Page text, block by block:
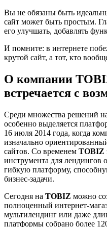
Вы не обязаны быть
сайт может быть простым.
его улучшать, добавлять
И помните: в интернете
крутой сайт, а тот, кто
О компании
встречается с
Среди множества решений
особенно выделяется
16 июля 2014 года, когда
изначально
сайтов. Со временем TOBIZ
инструмента для
гибкую платформу,
бизнес-задачи.
Сегодня на TOBIZ можно
полноценный интернет-
мультилендинг или даже
платформы собрано более